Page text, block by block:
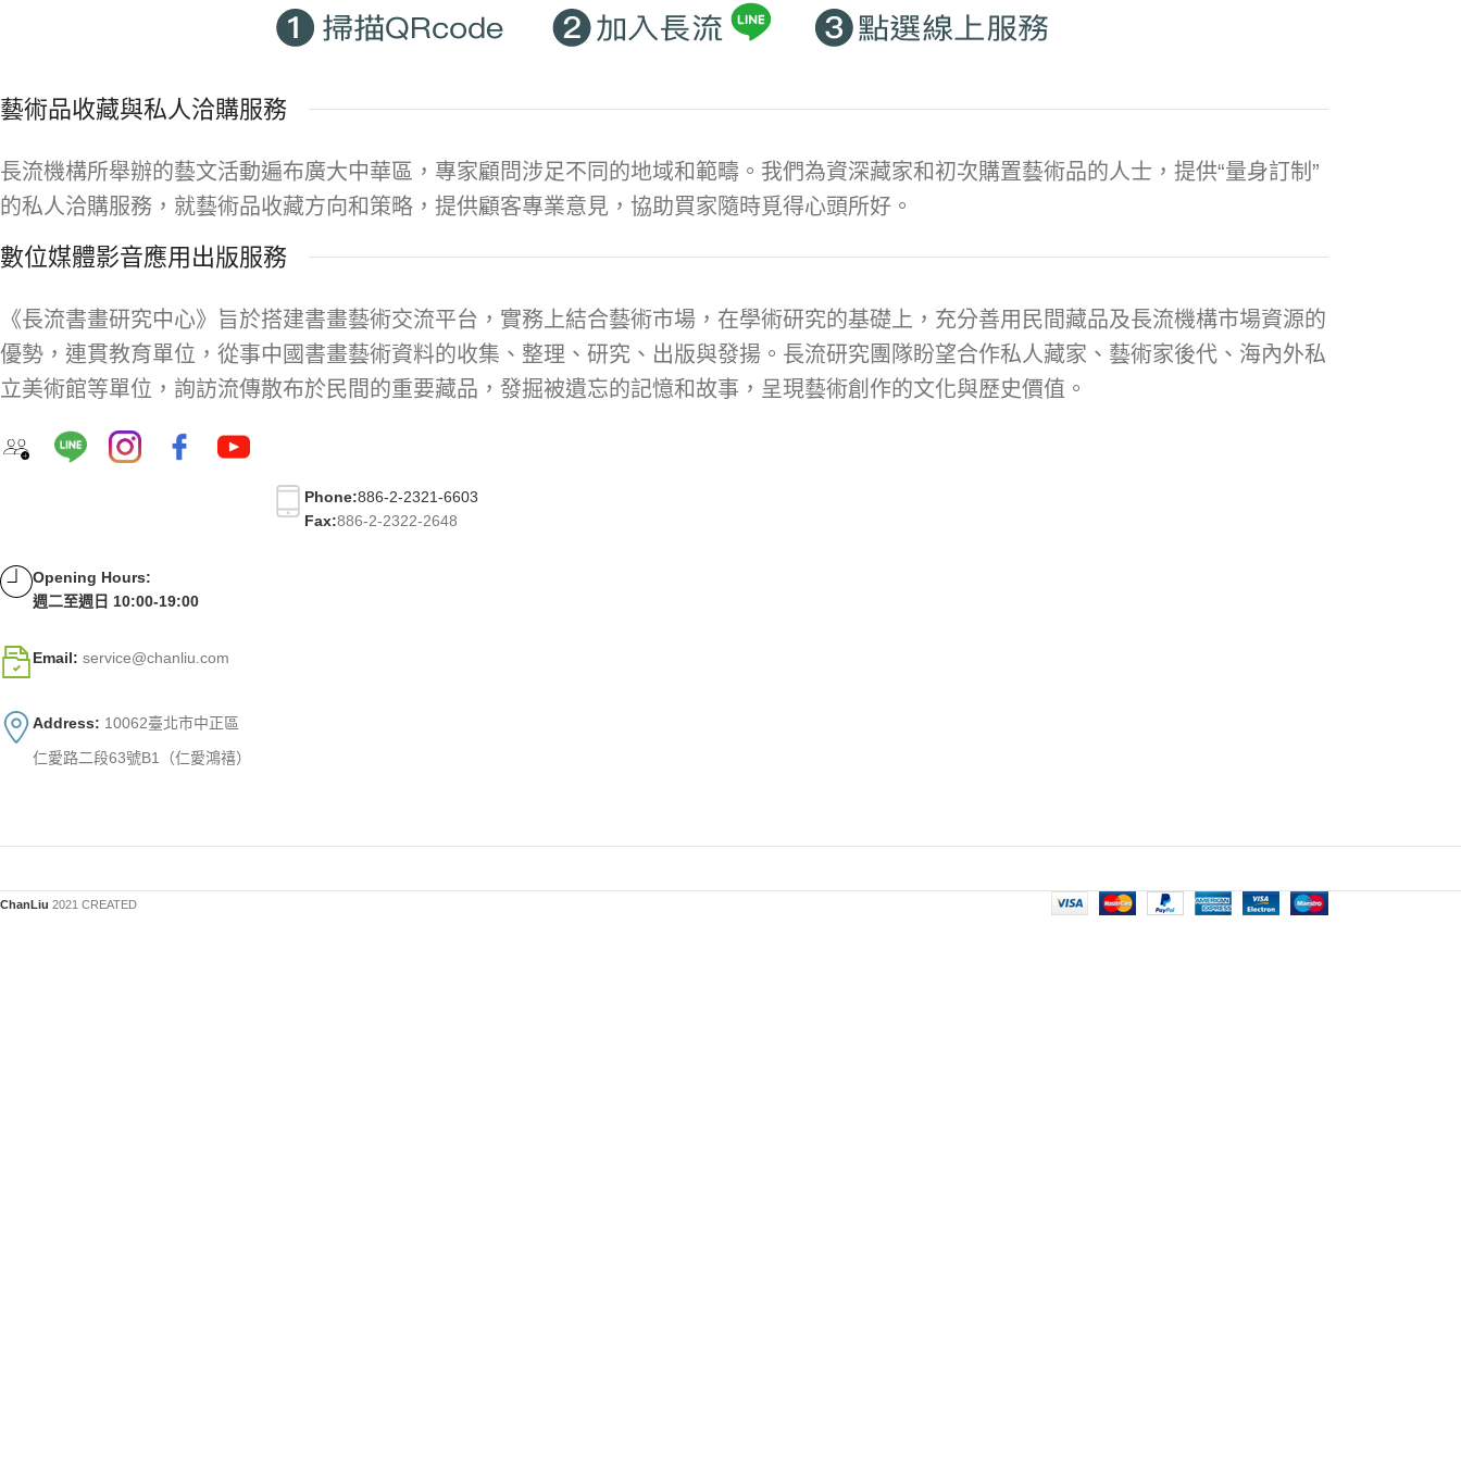
藝術品收藏與私人洽購服務
長流機構所舉辦的藝文活動遍布廣大中華區，專家顧問涉足不同的地域和範疇。我們為資深藏家和初次購置藝術品的人士，提供“量身訂制”
的私人洽購服務，就藝術品收藏方向和策略，提供顧客專業意見，協助買家隨時覓得心頭所好。
數位媒體影音應用出版服務
《長流書畫研究中心》旨於搭建書畫藝術交流平台，實務上結合藝術市場，在學術研究的基礎上，充分善用民間藏品及長流機構市場資源的
優勢，連貫教育單位，從事中國書畫藝術資料的收集、整理、研究、出版與發揚。長流研究團隊盼望合作私人藏家、藝術家後代、海內外私
立美術館等單位，詢訪流傳散布於民間的重要藏品，發掘被遺忘的記憶和故事，呈現藝術創作的文化與歷史價值。
Phone:886-2-2321-6603
Fax:886-2-2322-2648
Opening Hours:
週二至週日 10:00-19:00
Email: service@chanliu.com
Address: 10062臺北市中正區
仁愛路二段63號B1（仁愛鴻禧）
ChanLiu 2021 CREATED